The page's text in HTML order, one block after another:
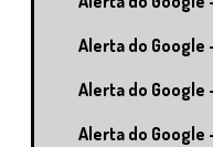
Alerta do Google
Alerta do Google
Alerta do Google